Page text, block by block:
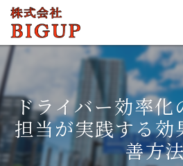
ドライバー効率化
担当が実践する効
善方